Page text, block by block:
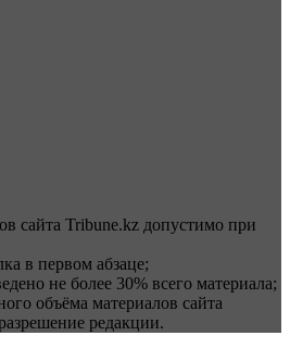
сайта Tribune.kz допустимо при
в первом абзаце;
не более 30% всего материала;
объёма материалов сайта
редакции.